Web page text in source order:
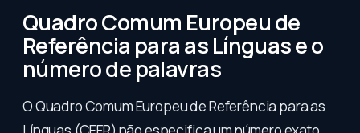
Quadro Comum Europeu de
Referência para as Línguas e o
número de palavras
O Quadro Comum Europeu de Referência para as